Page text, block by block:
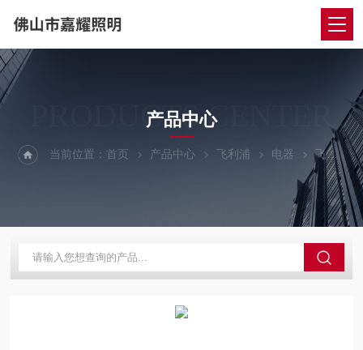
PRODUCTS CENTER
产品中心
当前位置：首页 产品中心 飞利浦 电器 飞利浦电解电容 32UF补偿电容 飞利浦塑壳电容 CP32ET28